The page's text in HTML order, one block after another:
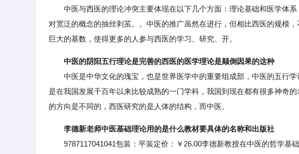
中医与西医的理论冲突主要体现在以下几个方面：理论基础和医学体系
对宽泛的概念的抽丝剥茧。。中医的推广虽然在进行，但相比西医的规模
巨大的基数，使得更多的人参与西医的学习、研究、开。
中医的阴阳五行理论是完善的西医的医学理论是颠倒因果的这种
中医是中华文化的瑰宝，也是世界医学中的重要组成部，中医的五行学
是在我国发展千百年以来比较成熟的一门学科，我国到现在都有很多神奇
的方向是不同的，西医研究的是人体的结构，而中医。
李德新老师中医基础理论用的是什么教材要具体的名称和出版社
9787117041041包装：平装定价：￥26.00李德新教授在中医的哲学基础